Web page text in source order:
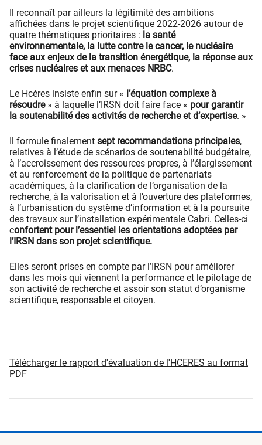
Il reconnaît par ailleurs la légitimité des ambitions
affichées dans le projet scientifique 2022-2026 autour de
quatre thématiques prioritaires : la santé
environnementale, la lutte contre le cancer, le nucléaire
face aux enjeux de la transition énergétique, la réponse aux
crises nucléaires et aux menaces NRBC.
Le Hcéres insiste enfin sur « l’équation complexe à
résoudre» à laquelle l’IRSN doit faire face « pour garantir
la soutenabilité des activités de recherche et d’expertise. »
Il formule finalement sept recommandations principales,
relatives à l’étude de scénarios de soutenabilité budgétaire,
à l’accroissement des ressources propres, à l’élargissement
et au renforcement de la politique de partenariats
académiques, à la clarification de l’organisation de la
recherche, à la valorisation et à l’ouverture des plateformes,
à l’urbanisation du système d’information et à la poursuite
des travaux sur l’installation expérimentale Cabri. Celles-ci
confortent pour l’essentiel les orientations adoptées par
l’IRSN dans son projet scientifique.
Elles seront prises en compte par l’IRSN pour améliorer
dans les mois qui viennent la performance et le pilotage de
son activité de recherche et assoir son statut d’organisme
scientifique, responsable et citoyen.
Télécharger le rapport d'évaluation de l'HCERES au format
PDF